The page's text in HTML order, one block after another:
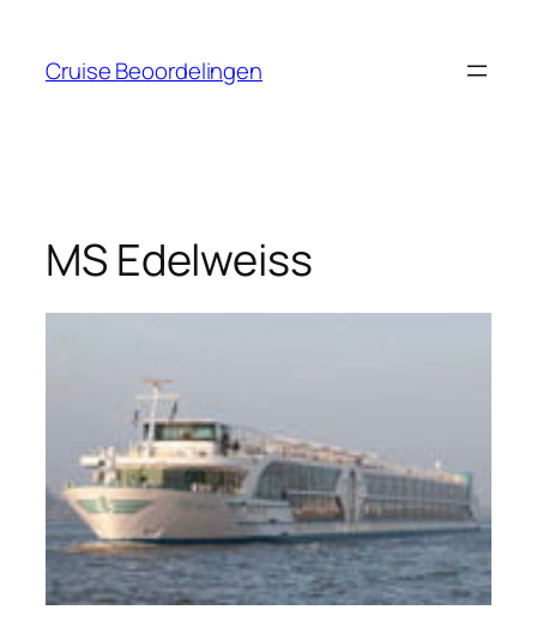
Cruise Beoordelingen
MS Edelweiss